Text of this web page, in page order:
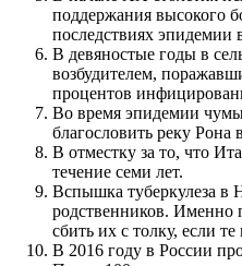
поддержания высокого
последствиях эпидемии
В девяностые годы в
возбудителем,
процентов
Во время эпидемии
благословить реку
В отместку за то, что
течение семи лет.
Вспышка туберкулеза в
родственников. Именно
сбить их с толку, если
В 2016 году в России